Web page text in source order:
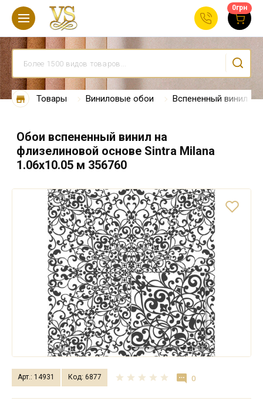
0грн
Товары Виниловые обои Вспененный винил
Обои вспененный винил на
флизелиновой основе Sintra Milana
1.06х10.05 м 356760
Арт.: 14931 Код: 6877 0